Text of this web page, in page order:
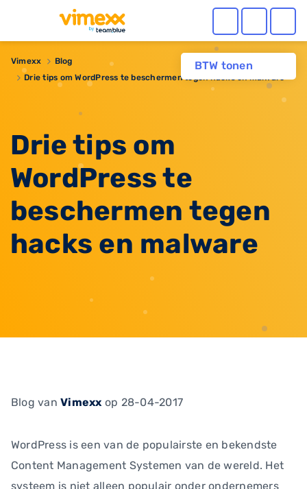
BTW tonen
Vimexx
Blog
Drie tips om WordPress te beschermen tegen hacks en malware
Drie tips om
WordPress te
beschermen tegen
hacks en malware
Blog vanVimexx op 28-04-2017
WordPress is een van de populairste en bekendste
Content Management Systemen van de wereld. Het
systeem is niet alleen populair onder ondernemers